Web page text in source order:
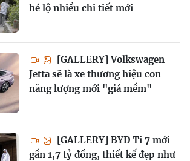
hé lộ nhiều chi tiết mới
[GALLERY] Volkswagen
Jetta sẽ là xe thương hiệu con
năng lượng mới "giá mềm"
[GALLERY] BYD Ti 7 mới
gần 1,7 tỷ đồng, thiết kế đẹp như